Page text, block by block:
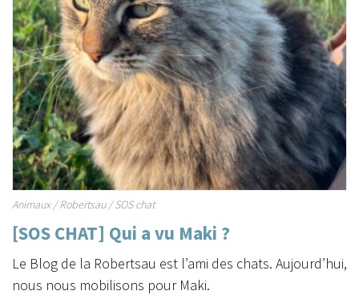
Animaux/Robertsau/SOS chat
[SOS CHAT] Qui a vu Maki ?
Le Blog de la Robertsau est l’ami des chats. Aujourd’hui,
nous nous mobilisons pour Maki.